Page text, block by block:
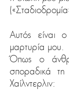
Αυτός είναι
μαρτυρία μου.
Όπως ο
σποραδικά
Χαίλντερλιν: